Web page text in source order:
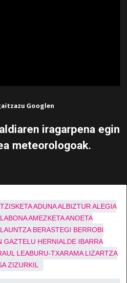
Googlen
iragarpena egin
meteorologoak.
ADUNAALBIZTUR ALEGIA
AMEZKETAANOETA
BERASTEGI BERROBI
GAZTELU HERNIALDE IBARRA
LEABURU-TXARAMA LIZARTZA
ZIZURKIL